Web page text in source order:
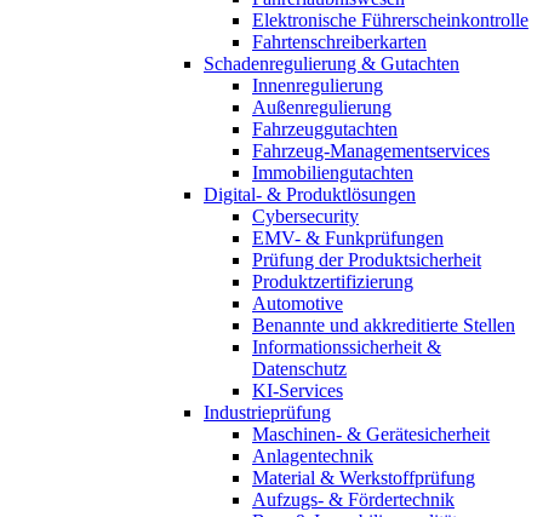
Elektronische Führerscheinkontrolle
Fahrtenschreiberkarten
Schadenregulierung & Gutachten
Innenregulierung
Außenregulierung
Fahrzeuggutachten
Fahrzeug-Managementservices
Immobiliengutachten
Digital- & Produktlösungen
Cybersecurity
EMV- & Funkprüfungen
Prüfung der Produktsicherheit
Produktzertifizierung
Automotive
Benannte und akkreditierte Stellen
Informationssicherheit &
Datenschutz
KI-Services
Industrieprüfung
Maschinen- & Gerätesicherheit
Anlagentechnik
Material & Werkstoffprüfung
Aufzugs- & Fördertechnik